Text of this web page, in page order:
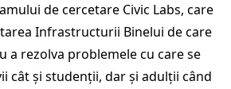
de cercetare Civic Labs, care
Infrastructurii Binelui de care
a rezolva problemele cu care se
cât și studenții, dar și adulții când